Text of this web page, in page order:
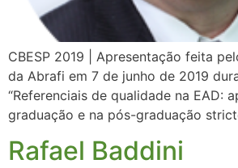
CBESP 2019 | Apresentação feita
da Abrafi em 7 de junho de 2019
“Referenciais de qualidade na EAD:
graduação e na pós-graduação
Rafael Baddini